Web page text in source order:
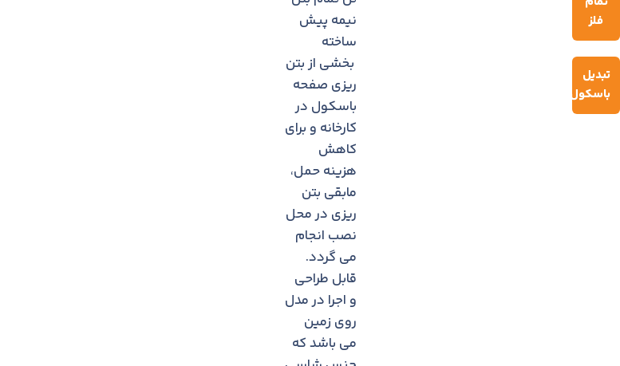
فلز
تبدیل
باسکول
نیمه پیش
ساخته
بخشی از بتن
ریزی صفحه
باسکول در
کارخانه و برای
کاهش
هزینه حمل،
مابقی بتن
ريزی در محل
نصب انجام
می گردد.
قابل طراحی
و اجرا در مدل
روی زمین
می باشد که